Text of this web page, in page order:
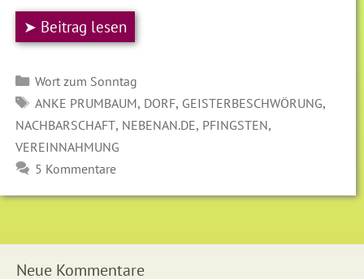
➤ Beitrag lesen
Kategorien
Wort zum Sonntag
SCHLAGWÖRTER
ANKE PRUMBAUM, DORF, GEISTERBESCHWÖRUNG,
NACHBARSCHAFT, NEBENAN.DE, PFINGSTEN,
VEREINNAHMUNG
5 Kommentare
Neue Kommentare